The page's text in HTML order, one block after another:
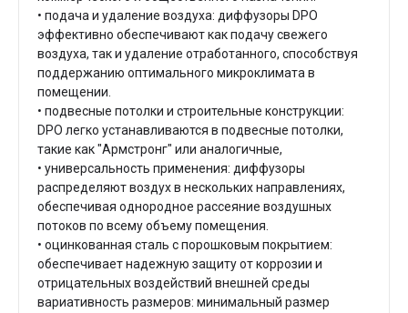
• подача и удаление воздуха: диффузоры DPO
эффективно обеспечивают как подачу свежего
воздуха, так и удаление отработанного, способствуя
поддержанию оптимального микроклимата в
помещении.
• подвесные потолки и строительные конструкции:
DPO легко устанавливаются в подвесные потолки,
такие как "Армстронг" или аналогичные,
• универсальность применения: диффузоры
распределяют воздух в нескольких направлениях,
обеспечивая однородное рассеяние воздушных
потоков по всему объему помещения.
• оцинкованная сталь с порошковым покрытием:
обеспечивает надежную защиту от коррозии и
отрицательных воздействий внешней среды
вариативность размеров: минимальный размер